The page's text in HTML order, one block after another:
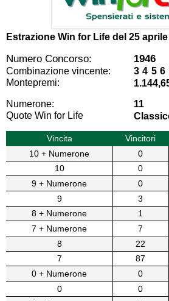
Estrazione Win for Life del 25
Numero Concorso: 1946
Combinazione vincente:
3 4 5 6
Montepremi:
Numerone:
11
Quote Win for Life
Vincita Vincitori
10 + Numerone
0
10
0
9 + Numerone
0
9
3
8 + Numerone
1
7 + Numerone
7
8
22
7
87
0 + Numerone
0
0
0